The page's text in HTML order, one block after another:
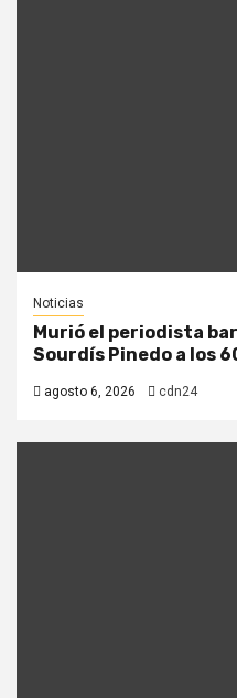
Noticias
Murió el periodista
Sourdís Pinedo a los
agosto 6, 2026 cdn24